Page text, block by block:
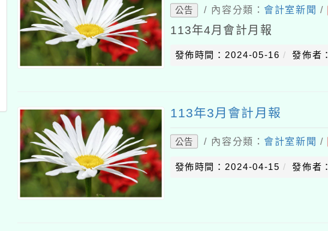
公告 / 內容分類： 會計室新聞 /
113年4月會計月報
發佈時間：2024-05-16 發佈者
113年3月會計月報
公告 / 內容分類： 會計室新聞 /
發佈時間：2024-04-15 發佈者